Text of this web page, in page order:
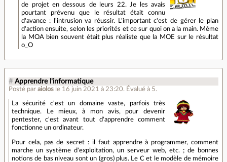
de projet en dessous de leurs 22. Je les avais
pourtant prévenu que le résultat était connu
d'avance : l'intrusion va réussir. L'important c'est de gérer le plan
d'action ensuite, selon les priorités et ce sur quoi on a la main. Même
la MOA bien souvent était plus réaliste que la MOE sur le résultat
o_O
# Apprendre l'informatique
Posté par aiolos le 16 juin 2021 à 23:20. Évalué à 5.
La sécurité c'est un domaine vaste, parfois très
technique. Le mieux, à mon avis, pour devenir
pentester, c'est avant tout d'apprendre comment
fonctionne un ordinateur.
Pour cela, pas de secret : il faut apprendre à programmer, comment
marche un système d'exploitation, un serveur web, etc. ; de bonnes
notions de bas niveau sont un (gros) plus. Le C et le modèle de mémoire